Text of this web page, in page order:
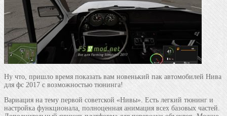
Ну что, пришло время показать вам новенький пак автомобилей Нива
для фс 2017 с возможностью тюнинга!
Вариация на тему первой советской «Нивы». Есть легкий тюнинг и
настройка функционала, полноценная анимация всех базовых частей.